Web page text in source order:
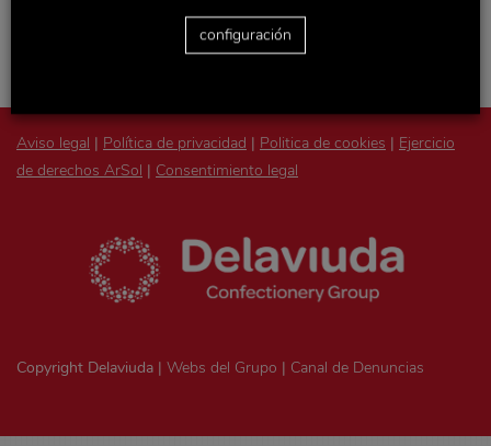
Aviso legal | Política de privacidad | Politica de cookies | Ejercicio
de derechos ArSol | Consentimiento legal
Copyright Delaviuda | Webs del Grupo | Canal de Denuncias
configuración